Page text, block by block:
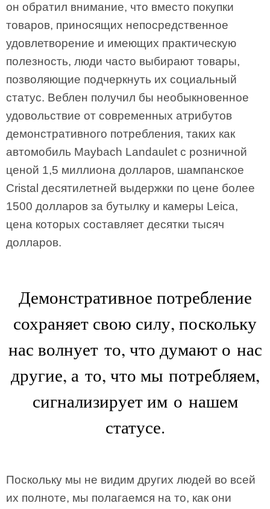
он обратил внимание, что вместо покупки
товаров, приносящих непосредственное
удовлетворение и имеющих практическую
полезность, люди часто выбирают товары,
позволяющие подчеркнуть их социальный
статус. Веблен получил бы необыкновенное
удовольствие от современных атрибутов
демонстративного потребления, таких как
автомобиль Maybach Landaulet с розничной
ценой 1,5 миллиона долларов, шампанское
Cristal десятилетней выдержки по цене более
1500 долларов за бутылку и камеры Leica,
цена которых составляет десятки тысяч
долларов.
Демонстративное потребление
сохраняет свою силу, поскольку
нас волнует то, что думают о нас
другие, а то, что мы потребляем,
сигнализирует им о нашем
статусе.
Поскольку мы не видим других людей во всей
их полноте, мы полагаемся на то, как они